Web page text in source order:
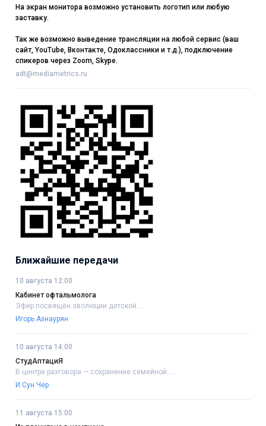
На экран монитора возможно установить логотип или любую
заставку.
Так же возможно выведение трансляции на любой сервис (ваш
сайт, YouTube, Вконтакте, Одоклассники и т.д.), подключение
спикеров через Zoom, Skype.
adt@mediametrics.ru
Ближайшие передачи
10 августа 12:00
Кабинет офтальмолога
Эфир посвящён эволюции детской....
Игорь Азнаурян
10 августа 14:00
СтудАптациЯ
В центре разговора — сохранение семейной....
И Сун Чер
11 августа 15:00